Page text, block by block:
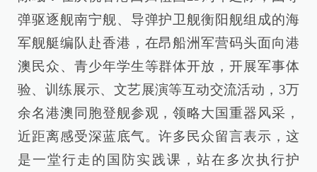
弹驱逐舰南宁舰、导弹护卫舰衡阳舰组成的海
军舰艇编队赴香港，在昂船洲军营码头面向港
澳民众、青少年学生等群体开放，开展军事体
验、训练展示、文艺展演等互动交流活动，3万
余名港澳同胞登舰参观，领略大国重器风采，
近距离感受深蓝底气。许多民众留言表示，这
是一堂行走的国防实践课，站在多次执行护